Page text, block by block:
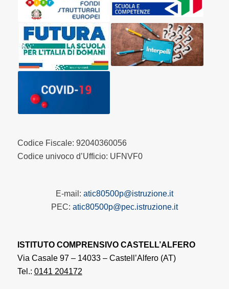
Codice Fiscale: 92040360056
Codice univoco d’Ufficio: UFNVF0
E-mail: atic80500p@istruzione.it
PEC: atic80500p@pec.istruzione.it
ISTITUTO COMPRENSIVO CASTELL’ALFERO
Via Casale 97 – 14033 – Castell’Alfero (AT)
Tel.: 0141 204172